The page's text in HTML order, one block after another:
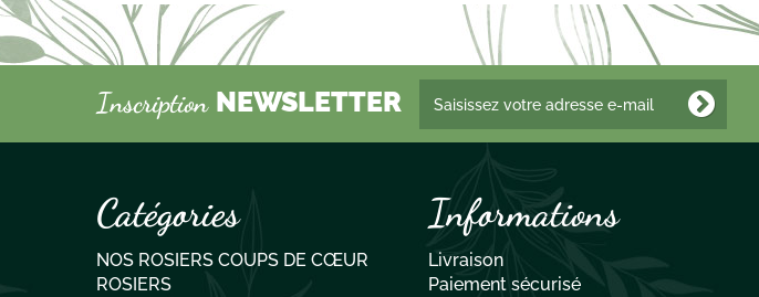
Inscription NEWSLETTER
Catégories
NOS ROSIERS COUPS DE CŒUR
ROSIERS
Informations
Livraison
Paiement sécurisé